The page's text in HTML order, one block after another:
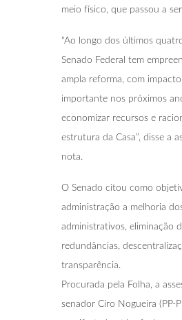
meio físico, que passou a
“Ao longo dos últimos
Senado Federal tem
ampla reforma, com
importante nos próximos
economizar recursos e
estrutura da Casa”, disse a
nota.
O Senado citou como
administração a melhoria
administrativos, eliminação
redundâncias,
transparência.
Procurada pela Folha, a
senador Ciro Nogueira (PP-